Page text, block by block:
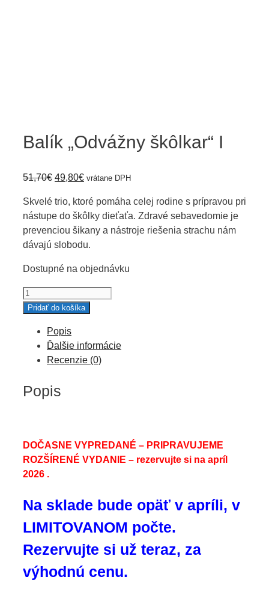
Balík „Odvážny škôlkar“ I
51,70€ Pôvodná
bola:
51,70€.
49,80€Aktuálna
je:
49,80€.
vrátane DPH
Skvelé trio, ktoré pomáha celej rodine s prípravou pri
nástupe do škôlky dieťaťa. Zdravé sebavedomie je
prevenciou šikany a nástroje riešenia strachu nám
dávajú slobodu.
Dostupné na objednávku
množstvo
Balík
škôlkar"
Pridať do košíka
Popis
Ďalšie informácie
Recenzie (0)
Popis
DOČASNE VYPREDANÉ – PRIPRAVUJEME
ROZŠÍRENÉ VYDANIE – rezervujte si na apríl
2026 .
Na sklade bude opäť v apríli, v
LIMITOVANOM počte.
Rezervujte si už teraz, za
výhodnú cenu.